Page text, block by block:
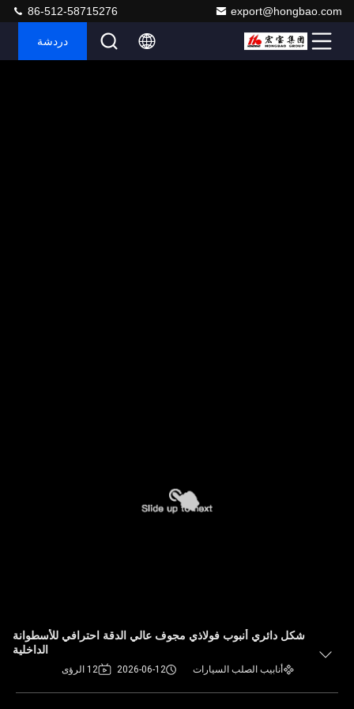
export@hongbao.com
86-512-58715276
دردشة
شكل دائري أنبوب فولاذي مجوف عالي الدقة احترافي للأسطوانة
الداخلية
أنابيب الصلب السيارات 2026-06-12 12 الرؤى